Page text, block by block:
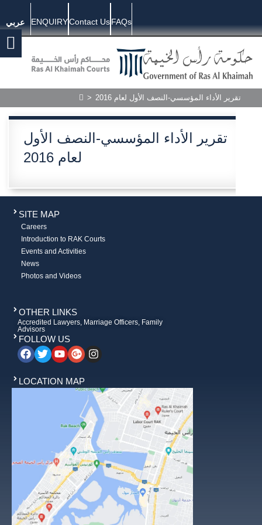
عربي ENQUIRYContact UsFAQs
> تقرير الأداء المؤسسي-النصف الأول لعام 2016
تقرير الأداء المؤسسي-النصف الأول
لعام 2016
SITE MAP
Careers
Introduction to RAK Courts
Events and Activities
News
Photos and Videos
OTHER LINKS
Accredited Lawyers, Marriage Officers, Family
Advisors
FOLLOW US
LOCATION MAP